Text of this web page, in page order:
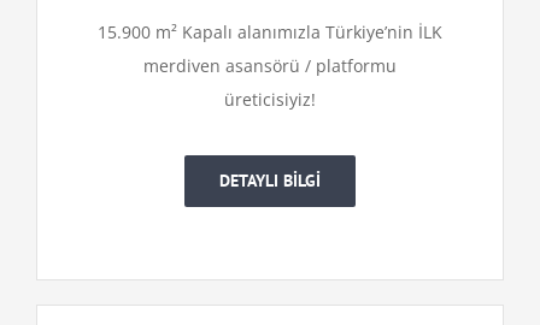
15.900 m² Kapalı alanımızla Türkiye’nin İLK
merdiven asansörü / platformu
üreticisiyiz!
DETAYLI BİLGİ